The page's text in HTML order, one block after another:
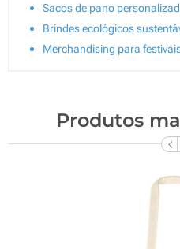
Sacos de pano
Brindes ecológicos
Merchandising para
Produtos